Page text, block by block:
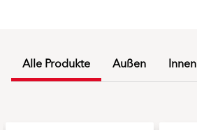
Alle Produkte Außen Innen